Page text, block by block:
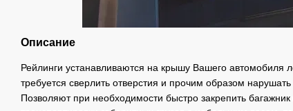
Описание
Рейлинги устанавливаются на крышу Вашего автомобиля
требуется сверлить отверстия и прочим образом
Позволяют при необходимости быстро закрепить